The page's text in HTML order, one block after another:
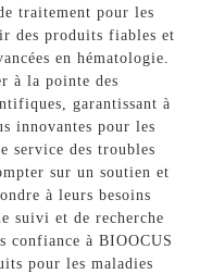
traitement pour les
des produits fiables et
en hématologie.
à la pointe des
garantissant à
innovantes pour les
service des troubles
sur un soutien et
à leurs besoins
suivi et de recherche
confiance à BIOOCUS
pour les maladies